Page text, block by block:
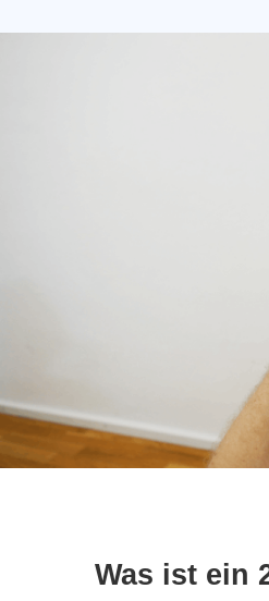
Was ist ein